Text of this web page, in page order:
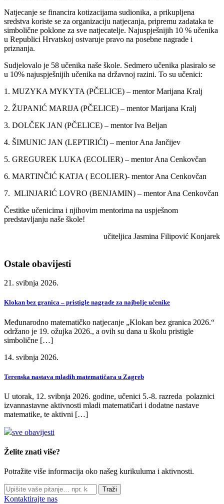
Natjecanje se financira kotizacijama sudionika, a prikupljena
sredstva koriste se za organizaciju natjecanja, pripremu zadataka te
simbolične poklone za sve natjecatelje. Najuspješnijih 10 % učenika
u Republici Hrvatskoj ostvaruje pravo na posebne nagrade i
priznanja.
Sudjelovalo je 58 učenika naše škole. Sedmero učenika plasiralo se
u 10% najuspješnijih učenika na državnoj razini. To su učenici:
1. MUZYKA MYKYTA (PČELICE) – mentor Marijana Kralj
2. ŽUPANIĆ MARIJA (PČELICE) – mentor Marijana Kralj
3. DOLČEK JAN (PČELICE) – mentor Iva Beljan
4. ŠIMUNIC JAN (LEPTIRIĆI) – mentor Ana Jančijev
5. GREGUREK LUKA (ECOLIER) – mentor Ana Cenkovčan
6. MARTINČIĆ KATJA ( ECOLIER)- mentor Ana Cenkovčan
7. MLINJARIĆ LOVRO (BENJAMIN) – mentor Ana Cenkovčan
Čestitke učenicima i njihovim mentorima na uspješnom
predstavljanju naše škole!
učiteljica Jasmina Filipović Konjarek
Ostale obavijesti
21. svibnja 2026.
Klokan bez granica – pristigle nagrade za najbolje učenike
Međunarodno matematičko natjecanje „Klokan bez granica 2026.“
održano je 19. ožujka 2026., a ovih su dana u školu pristigle
simbolične […]
14. svibnja 2026.
Terenska nastava mladih matematičara u Zagreb
U utorak, 12. svibnja 2026. godine, učenici 5.-8. razreda polaznici
izvannastavne aktivnosti mladi matematičari i dodatne nastave
matematike, te aktivni […]
sve obavijesti
Želite znati više?
Potražite više informacija oko našeg kurikuluma i aktivnosti.
Traži
Kontaktirajte nas